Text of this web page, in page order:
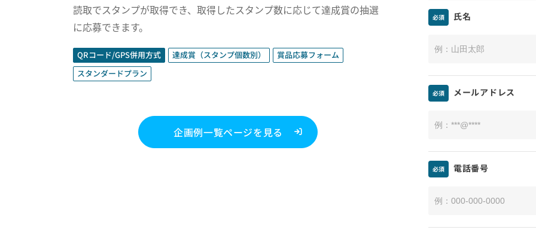
読取でスタンプが取得でき、取得したスタンプ数に応じて達成賞の抽選
に応募できます。
QRコード/GPS併用方式 達成賞（スタンプ個数別）
賞品応募フォーム
スタンダードプラン
企画例一覧ページを見る
必須 氏名
必須 メールアドレス
必須 電話番号